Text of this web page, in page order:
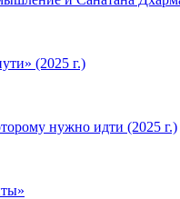
(2025 г.)
нужно идти (2025 г.)